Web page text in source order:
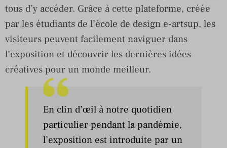
tous d’y accéder. Grâce à cette plateforme, créée
par les étudiants de l’école de design e-artsup, les
visiteurs peuvent facilement naviguer dans
l’exposition et découvrir les dernières idées
créatives pour un monde meilleur.
En clin d’œil à notre quotidien
particulier pendant la pandémie,
l’exposition est introduite par un